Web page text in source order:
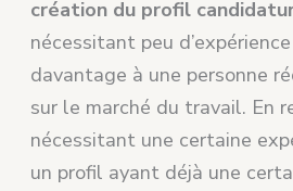
création du profil
nécessitant peu
davantage à une personne
sur le marché du travail. En
nécessitant une certaine
un profil ayant déjà une